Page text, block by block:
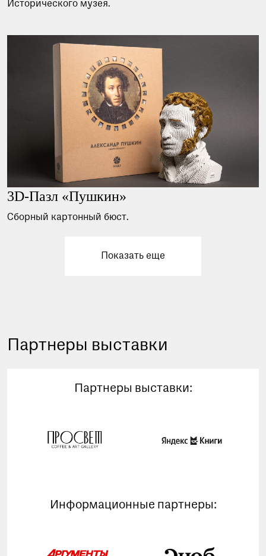
Исторического музея.
3D-Пазл «Пушкин»
Сборный картонный бюст.
Показать еще
Партнеры выставки
Партнеры выставки:
Информационные партнеры: